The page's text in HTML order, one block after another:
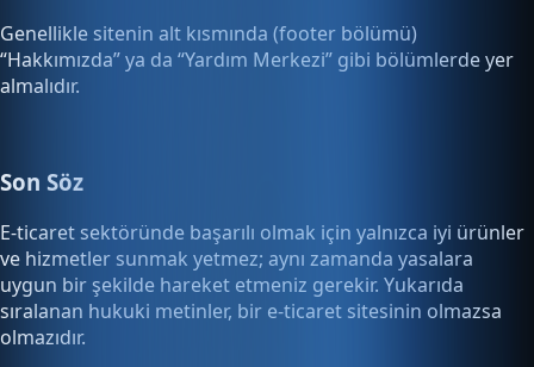
Genellikle sitenin alt kısmında (footer bölümü)
“Hakkımızda” ya da “Yardım Merkezi” gibi bölümlerde yer
almalıdır.
Son Söz
E-ticaret sektöründe başarılı olmak için yalnızca iyi ürünler
ve hizmetler sunmak yetmez; aynı zamanda yasalara
uygun bir şekilde hareket etmeniz gerekir. Yukarıda
sıralanan hukuki metinler, bir e-ticaret sitesinin olmazsa
olmazıdır.